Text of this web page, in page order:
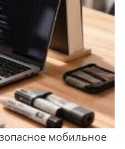
мобильное